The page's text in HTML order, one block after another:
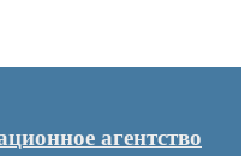
агентство